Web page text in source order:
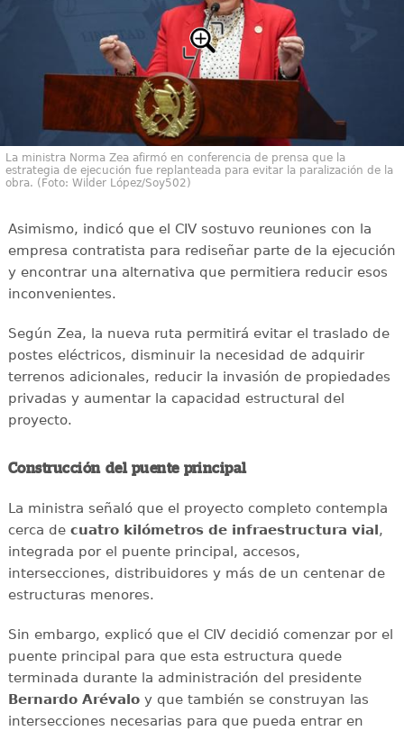
La ministra Norma Zea afirmó en conferencia de prensa que la
estrategia de ejecución fue replanteada para evitar la paralización de la
obra. (Foto: Wilder López/Soy502)
Asimismo, indicó que el CIV sostuvo reuniones con la
empresa contratista para rediseñar parte de la ejecución
y encontrar una alternativa que permitiera reducir esos
inconvenientes.
Según Zea, la nueva ruta permitirá evitar el traslado de
postes eléctricos, disminuir la necesidad de adquirir
terrenos adicionales, reducir la invasión de propiedades
privadas y aumentar la capacidad estructural del
proyecto.
Construcción del puente principal
La ministra señaló que el proyecto completo contempla
cerca de cuatro kilómetros de infraestructura vial ,
integrada por el puente principal, accesos,
intersecciones, distribuidores y más de un centenar de
estructuras menores.
Sin embargo, explicó que el CIV decidió comenzar por el
puente principal para que esta estructura quede
terminada durante la administración del presidente
Bernardo Arévaloy que también se construyan las
intersecciones necesarias para que pueda entrar en